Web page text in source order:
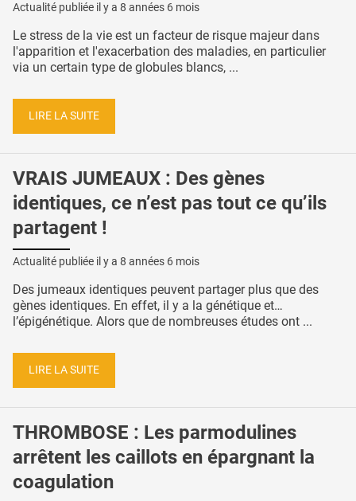
Actualité publiée il y a 8 années 6 mois
Le stress de la vie est un facteur de risque majeur dans
l'apparition et l'exacerbation des maladies, en particulier
via un certain type de globules blancs, ...
LIRE LA SUITE
VRAIS JUMEAUX : Des gènes
identiques, ce n’est pas tout ce qu’ils
partagent !
Actualité publiée il y a 8 années 6 mois
Des jumeaux identiques peuvent partager plus que des
gènes identiques. En effet, il y a la génétique et…
l’épigénétique. Alors que de nombreuses études ont ...
LIRE LA SUITE
THROMBOSE : Les parmodulines
arrêtent les caillots en épargnant la
coagulation